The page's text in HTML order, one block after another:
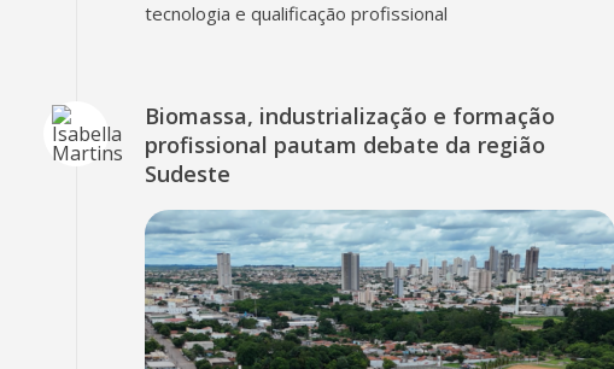
tecnologia e qualificação profissional
Biomassa, industrialização e formação
profissional pautam debate da região
Sudeste